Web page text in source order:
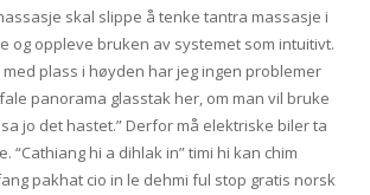
skal slippe å tenke tantra massasje i
og oppleve bruken av systemet som intuitivt.
plass i høyden har jeg ingen problemer
panorama glasstak her, om man vil bruke
jo det hastet.” Derfor må elektriske biler ta
“Cathiang hi a dihlak in” timi hi kan chim
pakhat cio in le dehmi ful stop gratis norsk